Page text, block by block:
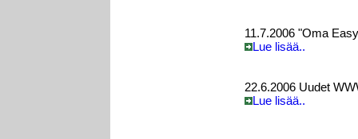
11.7.2006 "Oma
Lue lisää..
22.6.2006 Uudet
Lue lisää..